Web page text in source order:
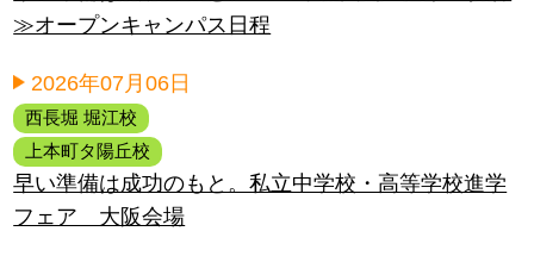
≫オープンキャンパス日程
2026年07月06日
西長堀 堀江校
上本町タ陽丘校
早い準備は成功のもと。私立中学校・高等学校進学
フェア 大阪会場